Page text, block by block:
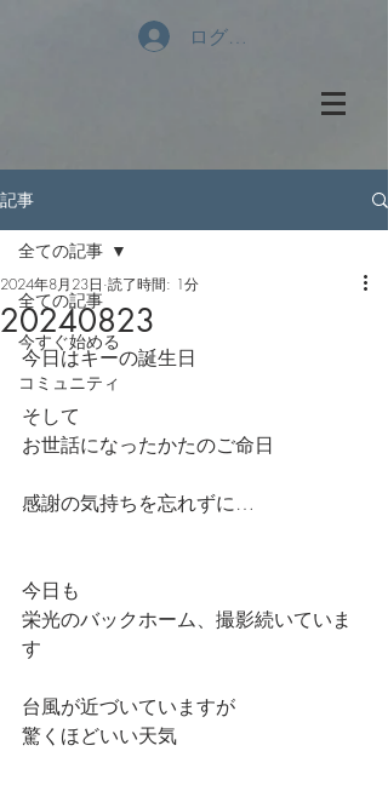
ログイン
記事
全ての記事
今すぐ始める
コミュニティ
全ての記事
20240823
2024年8月23日 読了時間: 1分
今日はキーの誕生日
そして
お世話になったかたのご命日
感謝の気持ちを忘れずに…
今日も
栄光のバックホーム、撮影続いていま
す
台風が近づいていますが
驚くほどいい天気